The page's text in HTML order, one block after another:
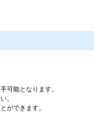
可能となります。
。
ができます。